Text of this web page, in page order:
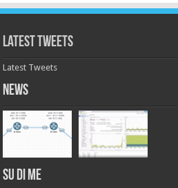
Latest Tweets
Latest Tweets
News
Su di me